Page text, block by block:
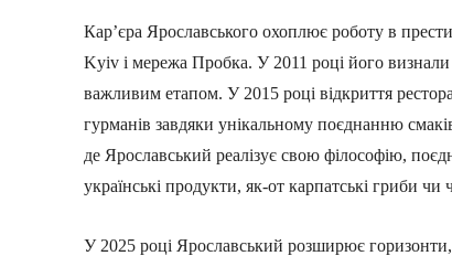
Кар’єра Ярославського охоплює роботу в
Kyiv і мережа Пробка. У 2011 році його
важливим етапом. У 2015 році відкриття
гурманів завдяки унікальному поєднанню
де Ярославський реалізує свою філософію,
українські продукти, як-от карпатські гриби чи
У 2025 році Ярославський розширює